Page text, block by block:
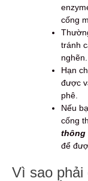
cống
tránh
nghẽn.
Hạn
được
phê.
Nếu
cống
thông
để
Vì sao phải